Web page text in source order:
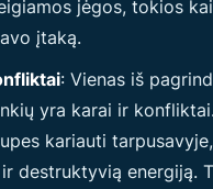
jėgos, tokios
įtaką.
: Vienas iš
yra karai ir
kariauti
destruktyvią energiją.